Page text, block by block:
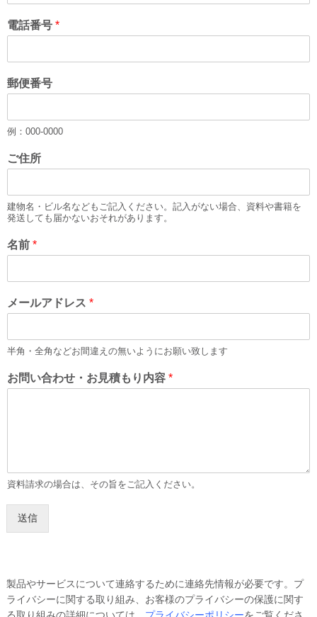
電話番号 *
郵便番号
例：000-0000
ご住所
建物名・ビル名などもご記入ください。記入がない場合、資料や書籍を
発送しても届かないおそれがあります。
名前 *
メールアドレス *
半角・全角などお間違えの無いようにお願い致します
お問い合わせ・お見積もり内容 *
資料請求の場合は、その旨をご記入ください。
送信
製品やサービスについて連絡するために連絡先情報が必要です。プ
ライバシーに関する取り組み、お客様のプライバシーの保護に関す